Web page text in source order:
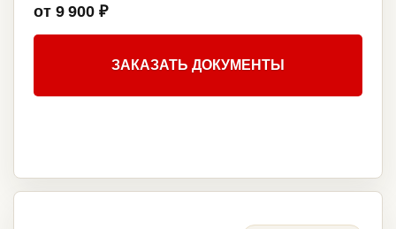
от 9 900 ₽
ЗАКАЗАТЬ ДОКУМЕНТЫ